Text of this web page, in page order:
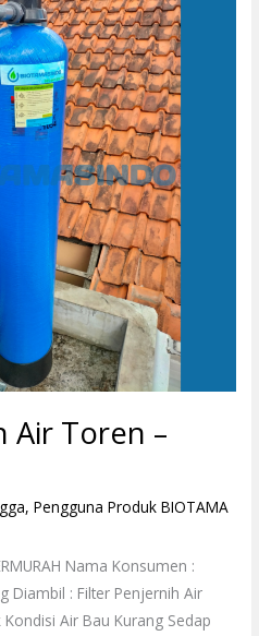
Air Toren –
,Pengguna Produk BIOTAMA
Nama Konsumen :
Diambil : Filter Penjernih Air
Air Bau Kurang Sedap